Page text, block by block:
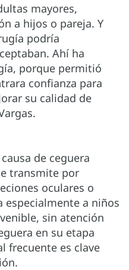
mayores,
a hijos o pareja. Y
podría
Ahí ha
porque permitió
confianza para
su calidad de
de ceguera
transmite por
oculares o
especialmente a niños
sin atención
en su etapa
frecuente es clave